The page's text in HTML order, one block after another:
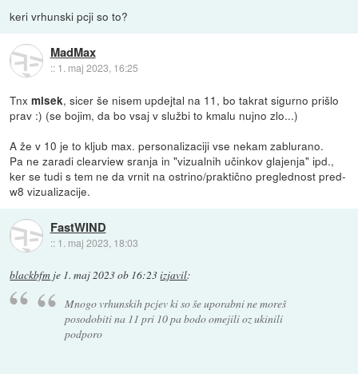
keri vrhunski pcji so to?
MadMax
:: 1. maj 2023, 16:25
Tnxmisek, sicer še nisem updejtal na 11, bo takrat sigurno prišlo
prav :) (se bojim, da bo vsaj v službi to kmalu nujno zlo...)
A že v 10 je to kljub max. personalizaciji vse nekam zablurano.
Pa ne zaradi clearview sranja in "vizualnih učinkov glajenja" ipd.,
ker se tudi s tem ne da vrnit na ostrino/praktično preglednost pred-
w8 vizualizacije.
FastWIND
:: 1. maj 2023, 18:03
blackbfm je 1. maj 2023 ob 16:23izjavil:
Mnogo vrhunskih pcjev ki so še uporabni ne moreš
posodobiti na 11 pri 10 pa bodo omejili oz ukinili
podporo